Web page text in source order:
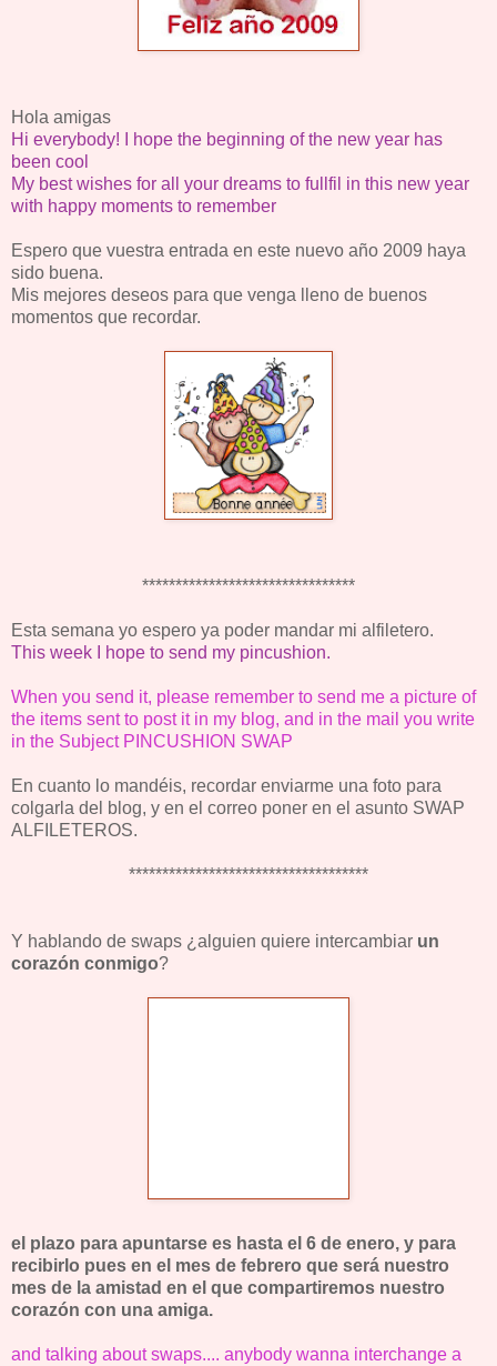
Hola amigas
Hi everybody!
I hope the beginning of the new year has
been cool
My best wishes for all your dreams to fullfil in this new year
with happy moments to remember
Espero que vuestra entrada en este nuevo año 2009 haya
sido buena.
Mis mejores deseos para que venga lleno de buenos
momentos que recordar.
********************************
Esta semana yo espero ya poder mandar mi alfiletero.
This week I hope to send my pincushion.
When you send it, please remember to send me a picture of
the items sent to post it in my blog, and in the mail you write
in the Subject PINCUSHION SWAP
En cuanto lo mandéis, recordar enviarme una foto para
colgarla del blog, y en el correo poner en el asunto SWAP
ALFILETEROS.
************************************
Y hablando de swaps ¿alguien quiere intercambiar un
corazón conmigo?
el plazo para apuntarse es hasta el 6 de enero, y para
recibirlo pues en el mes de febrero que será nuestro
mes de la amistad en el que compartiremos nuestro
corazón con una amiga.
and talking about swaps.... anybody wanna interchange a